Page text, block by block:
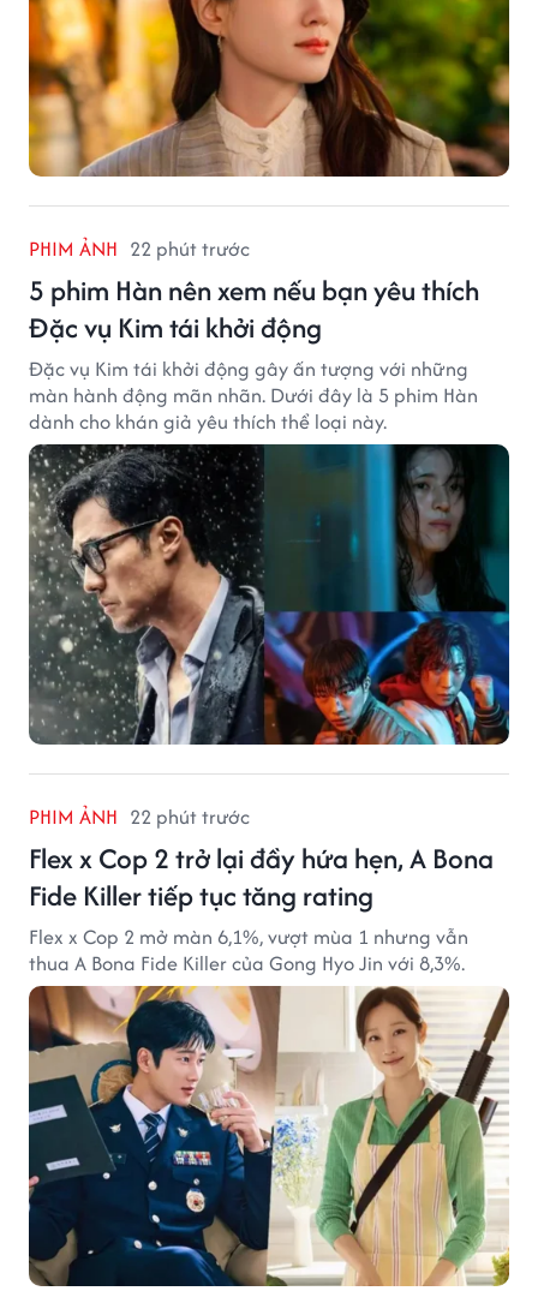
PHIM ẢNH 22 phút trước
5 phim Hàn nên xem nếu bạn yêu thích
Đặc vụ Kim tái khởi động
Đặc vụ Kim tái khởi động gây ấn tượng với những
màn hành động mãn nhãn. Dưới đây là 5 phim Hàn
dành cho khán giả yêu thích thể loại này.
PHIM ẢNH 22 phút trước
Flex x Cop 2 trở lại đầy hứa hẹn, A Bona
Fide Killer tiếp tục tăng rating
Flex x Cop 2 mở màn 6,1%, vượt mùa 1 nhưng vẫn
thua A Bona Fide Killer của Gong Hyo Jin với 8,3%.